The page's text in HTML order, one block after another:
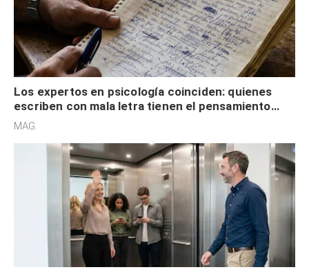
Los expertos en psicología coinciden: quienes
escriben con mala letra tienen el pensamiento
acelerado y no lo hacen por desinterés
MAG.